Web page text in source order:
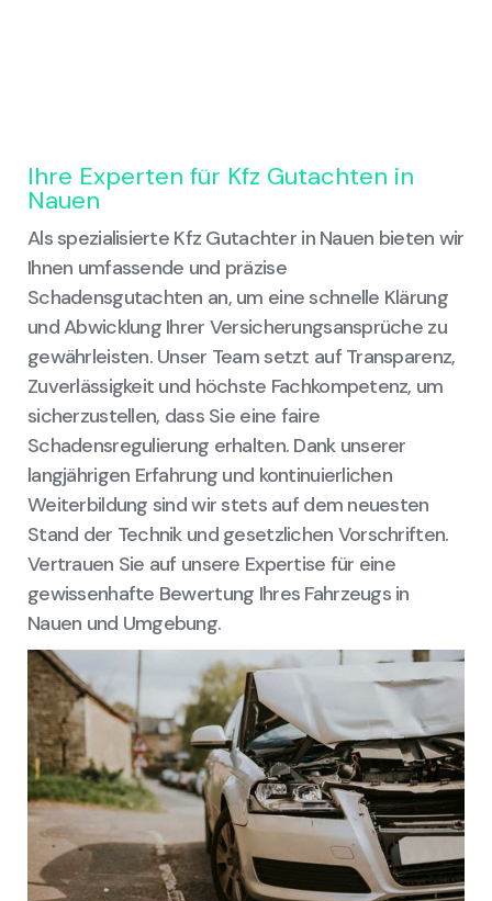
Ihre Experten für Kfz Gutachten in
Nauen
Als spezialisierte Kfz Gutachter in Nauen bieten wir
Ihnen umfassende und präzise
Schadensgutachten an, um eine schnelle Klärung
und Abwicklung Ihrer Versicherungsansprüche zu
gewährleisten. Unser Team setzt auf Transparenz,
Zuverlässigkeit und höchste Fachkompetenz, um
sicherzustellen, dass Sie eine faire
Schadensregulierung erhalten. Dank unserer
langjährigen Erfahrung und kontinuierlichen
Weiterbildung sind wir stets auf dem neuesten
Stand der Technik und gesetzlichen Vorschriften.
Vertrauen Sie auf unsere Expertise für eine
gewissenhafte Bewertung Ihres Fahrzeugs in
Nauen und Umgebung.